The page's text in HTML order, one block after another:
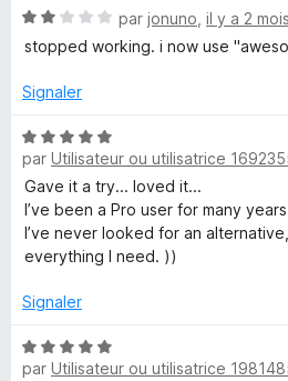
i
r
e
S
h
o
t
u
r
é
5
u
5
N
o
é
s
u
r
5
par jonuno il y a 2 mois
stopped working. i now use
Signaler
N
o
t
é
5
s
r
par Utilisateur ou utilisatrice
Gave it a try... loved it...
I’ve been a Pro user for many
I’ve never looked for an
everything I need. ))
Signaler
N
o
par Utilisateur ou utilisatrice